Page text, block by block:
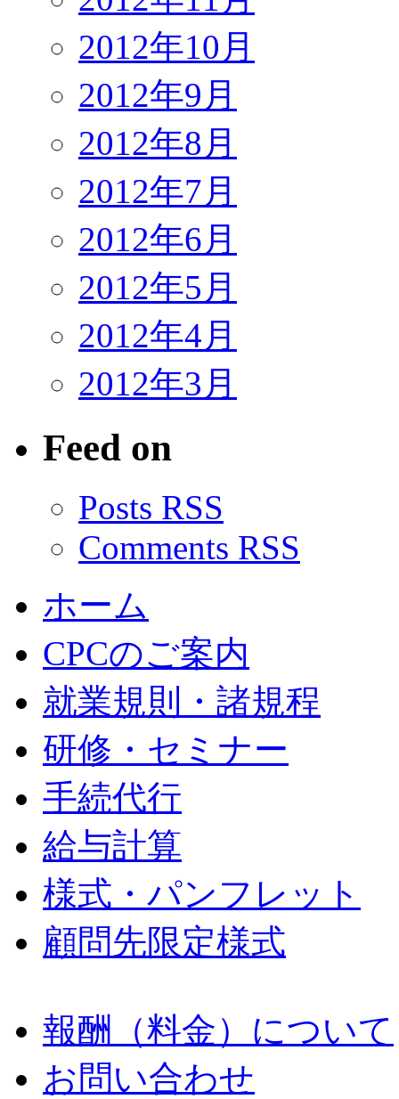
2012年10月
2012年9月
2012年8月
2012年7月
2012年6月
2012年5月
2012年4月
2012年3月
Feed on
Posts RSS
Comments RSS
ホーム
CPCのご案内
就業規則・諸規程
研修・セミナー
手続代行
給与計算
様式・パンフレット
顧問先限定様式
報酬（料金）について
お問い合わせ